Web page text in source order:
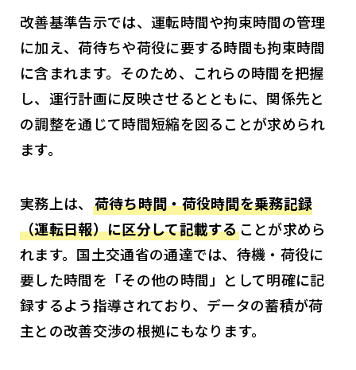
改善基準告示では、運転時間や拘束時間の管理
に加え、荷待ちや荷役に要する時間も拘束時間
に含まれます。そのため、これらの時間を把握
し、運行計画に反映させるとともに、関係先と
の調整を通じて時間短縮を図ることが求められ
ます。
実務上は、 荷待ち時間・荷役時間を乗務記録
（運転日報）に区分して記載することが求めら
れます。国土交通省の通達では、待機・荷役に
要した時間を「その他の時間」として明確に記
録するよう指導されており、データの蓄積が荷
主との改善交渉の根拠にもなります。